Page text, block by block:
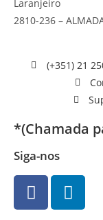
Laranjeiro
2810-236 –
(+351) 21
*(Chamada
Siga-nos